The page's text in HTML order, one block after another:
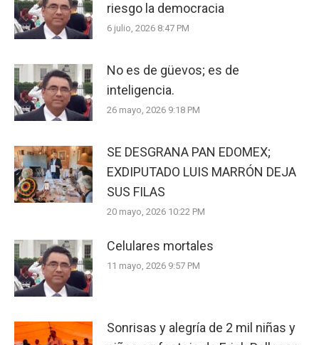
riesgo la democracia
6 julio, 2026 8:47 PM
No es de güevos; es de
inteligencia.
26 mayo, 2026 9:18 PM
SE DESGRANA PAN EDOMEX;
EXDIPUTADO LUIS MARRÓN DEJA
SUS FILAS
20 mayo, 2026 10:22 PM
Celulares mortales
11 mayo, 2026 9:57 PM
Sonrisas y alegría de 2 mil niñas y